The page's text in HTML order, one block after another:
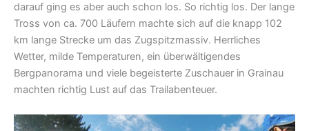
darauf ging es aber auch schon los. So richtig los. Der lange
Tross von ca. 700 Läufern machte sich auf die knapp 102
km lange Strecke um das Zugspitzmassiv. Herrliches
Wetter, milde Temperaturen, ein überwältigendes
Bergpanorama und viele begeisterte Zuschauer in Grainau
machten richtig Lust auf das Trailabenteuer.